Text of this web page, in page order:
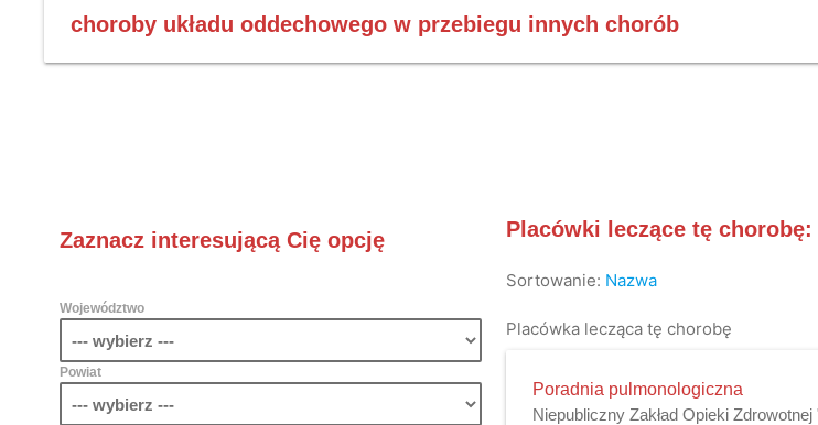
choroby układu oddechowego w przebiegu innych chorób
Zaznacz interesującą Cię opcję
Województwo
Powiat
Placówki leczące tę chorobę:
Sortowanie: Nazwa
Placówka lecząca tę chorobę
Poradnia pulmonologiczna
Niepubliczny Zakład Opieki